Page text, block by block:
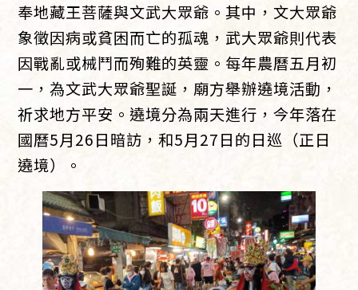
奉地藏王菩薩與文武大眾爺。其中，文大眾爺
象徵因病或貧困而亡的孤魂，武大眾爺則代表
因戰亂或械鬥而殉難的英靈。每年農曆五月初
一，為文武大眾爺聖誕，廟方舉辦遶境活動，
祈求地方平安。遶境分為兩天進行，今年落在
國曆5月26日暗訪，和5月27日的日巡（正日
遶境）。